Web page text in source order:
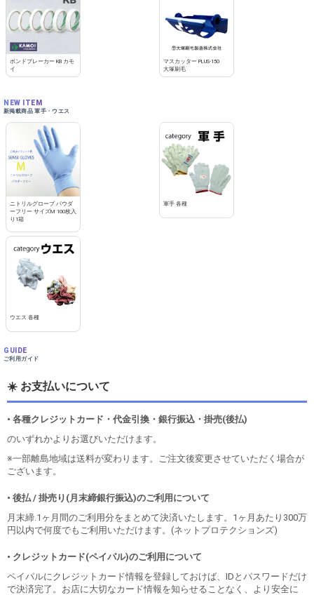
ボンドブレーカー KB カモ
イ
マスカッター PLUS-150
大塚刷毛
NEW ITEM
新掲載商品 軍手・ウエス
ニトリルグローブ パウダ
ーフリー サイズM 100枚入
り1箱
軍手 各種
ウエス 各種
GUIDE
ご利用ガイド
☀️ お支払いについて
• 各種クレジットカード・代金引換・銀行振込・掛売(後払)
のいずれかよりお選びいただけます。
※一部離島地域は送料が変わります。ご注文後変更させていただく場合が
ございます。
• 後払 / 掛売り(月末締銀行振込)のご利用について
月末締.1ヶ月間のご利用分をまとめて決済いたします。1ヶ月あたり300万
円以内で何度でもご利用いただけます。(ネットプロテクションズ)
• クレジットカード(ペイパル)のご利用について
ペイパルにクレジットカード情報を登録しておけば、IDとパスワードだけ
で決済完了。お店に大切なカード情報を知らせることなく、より安全に